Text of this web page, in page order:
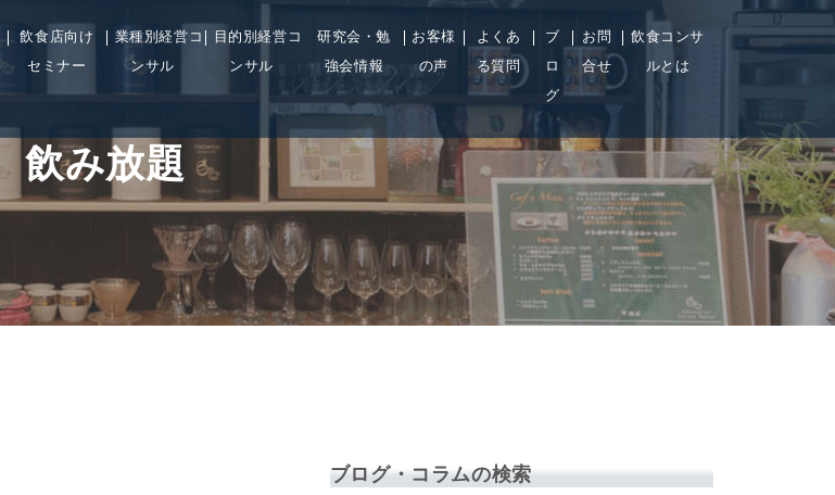
飲食店向け
セミナー
業種別経営コ
ンサル
目的別経営コ
ンサル
研究会・勉
強会情報
お客様
の声
よくあ
る質問
ブ
ロ
グ
お問
合せ
飲食コンサ
ルとは
飲み放題
ブログ・コラムの検索